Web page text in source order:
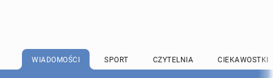
WIADOMOŚCI SPORT CZYTELNIA CIEKAWOSTKI